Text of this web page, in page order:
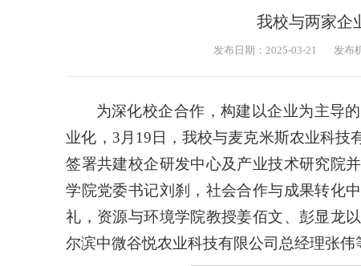
我校与两家企
发布日期：2025-03-21 发布
为深化校企合作，构建以企业为主导
业化，3月19日，我校与麦克米斯农业科技
签署共建校企研发中心及产业技术研究院
学院党委书记刘刹，社会合作与成果转化
礼，资源与环境学院教授姜佰文、彭显龙
尔滨中微谷悦农业科技有限公司总经理张伟